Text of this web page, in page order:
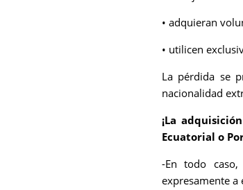
• adquieran
• utilicen
La pérdida se
nacionalidad
¡La
Ecuatorial o
-En todo caso,
expresamente a